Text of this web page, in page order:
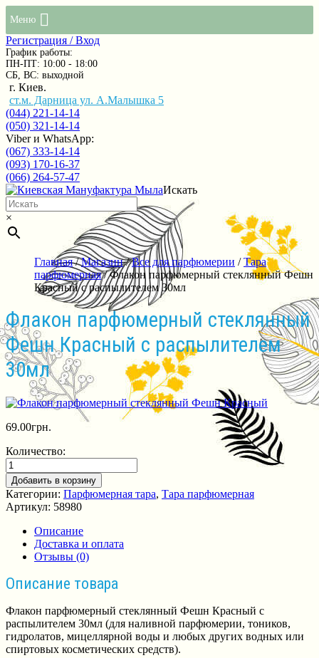
Меню
Регистрация / Вход
График работы:
ПН-ПТ: 10:00 - 18:00
СБ, ВС: выходной
г. Киев.
ст.м. Дарница ул. А.Малышка 5
(044) 221-14-14
(050) 321-14-14
Viber и WhatsApp:
(067) 333-14-14
(093) 170-16-37
(066) 264-57-47
Искать
×
Главная/Магазин/Все для парфюмерии /Тара
парфюмерная/ Флакон парфюмерный стеклянный Фешн
Красный с распылителем 30мл
Флакон парфюмерный стеклянный
Фешн Красный с распылителем
30мл
69.00грн.
Количество:
Добавить в корзину
Категории: Парфюмерная тара, Тара парфюмерная
Артикул: 58980
Описание
Доставка и оплата
Отзывы (0)
Описание товара
Флакон парфюмерный стеклянный Фешн Красный с
распылителем 30мл (для наливной парфюмерии, тоников,
гидролатов, мицеллярной воды и любых других водных или
спиртовых косметических средств).